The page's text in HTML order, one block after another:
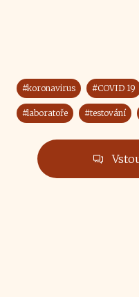
#koronavirus #COVID 19
#laboratoře #testování